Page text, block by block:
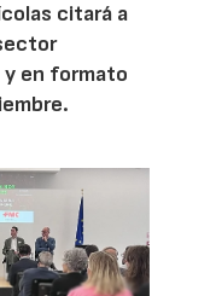
citará a
y en formato